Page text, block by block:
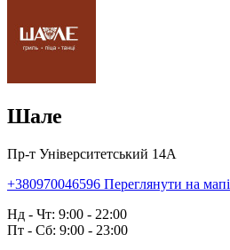
Шале
Пр-т Університетський 14А
+380970046596 Переглянути на мапі
Нд - Чт: 9:00 - 22:00
Пт - Сб: 9:00 - 23:00